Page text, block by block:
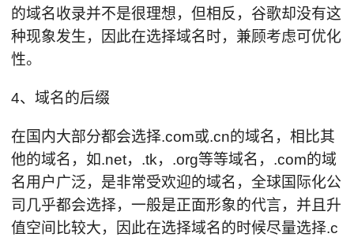
的域名收录并不是很理想，但相反，谷歌却没有这
种现象发生，因此在选择域名时，兼顾考虑可优化
性。
4、域名的后缀
在国内大部分都会选择.com或.cn的域名，相比其
他的域名，如.net，.tk，.org等等域名，.com的域
名用户广泛，是非常受欢迎的域名，全球国际化公
司几乎都会选择，一般是正面形象的代言，并且升
值空间比较大，因此在选择域名的时候尽量选择.c